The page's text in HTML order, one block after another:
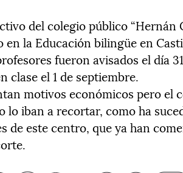
del colegio público “Hernán
en la Educación bilingüe en
fueron avisados el día
clase el 1 de septiembre.
motivos económicos pero el
lo iban a recortar, como ha
de este centro, que ya han